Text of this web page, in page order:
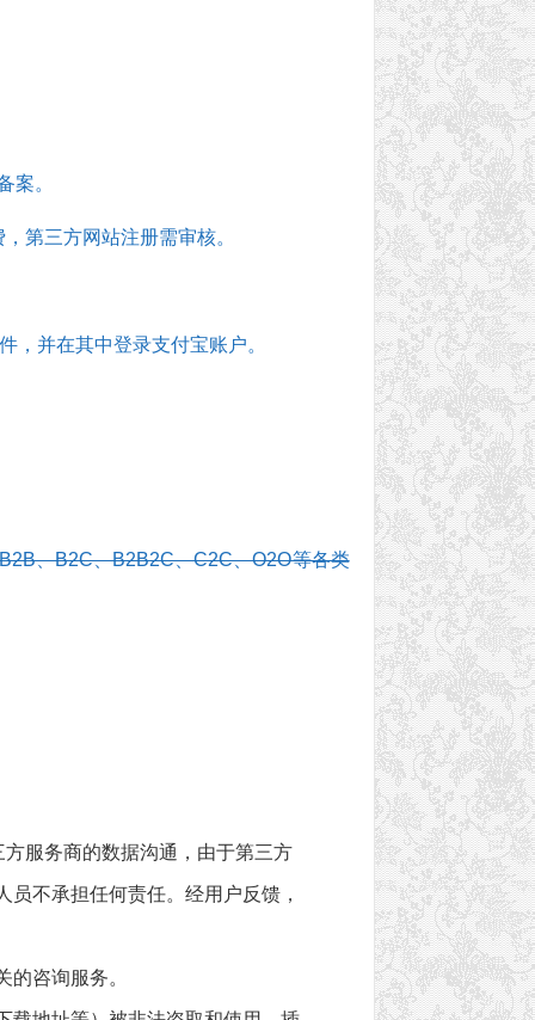
案。
第三方网站注册需审核。
，并在其中登录支付宝账户。
、B2C、B2B2C、C2C、O2O等各类
服务商的数据沟通，由于第三方
不承担任何责任。经用户反馈，
咨询服务。